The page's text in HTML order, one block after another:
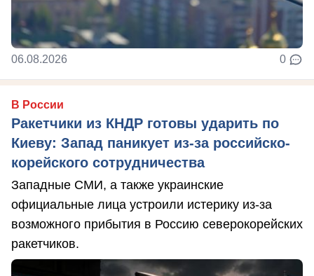
06.08.2026 0
В России
Ракетчики из КНДР готовы ударить по
Киеву: Запад паникует из-за российско-
корейского сотрудничества
Западные СМИ, а также украинские
официальные лица устроили истерику из-за
возможного прибытия в Россию северокорейских
ракетчиков.